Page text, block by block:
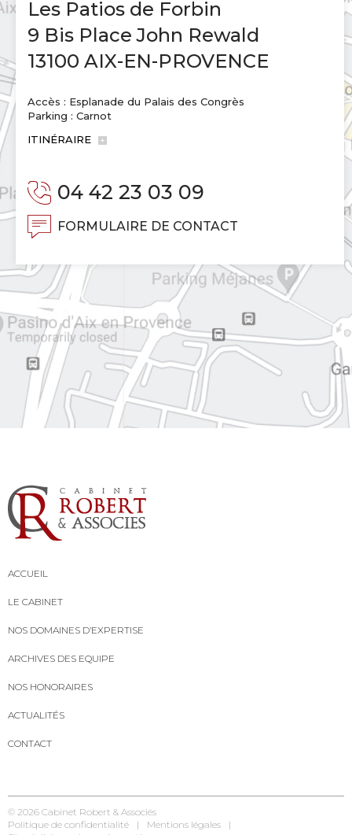
Les Patios de Forbin
9 Bis Place John Rewald
13100 AIX-EN-PROVENCE
Accès : Esplanade du Palais des Congrès
Parking : Carnot
ITINÉRAIRE
04 42 23 03 09
FORMULAIRE DE CONTACT
ACCUEIL
LE CABINET
NOS DOMAINES D’EXPERTISE
ARCHIVES DES EQUIPE
NOS HONORAIRES
ACTUALITÉS
CONTACT
© 2026 Cabinet Robert & Associés
Politique de confidentialité
Mentions légales